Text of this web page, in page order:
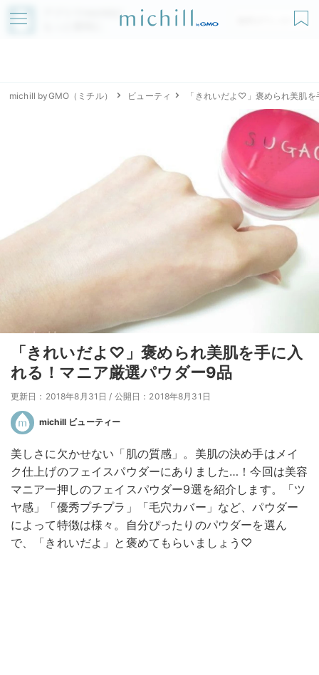
アプリでmichillが
無料ダウンロード
michill byGMO（ミチル） ビューティ 「きれいだよ♡」褒められ美肌
「きれいだよ♡」褒められ美肌を手に入
れる！マニア厳選パウダー9品
更新日：2018年8月31日 / 公開日：2018年8月31日
michill ビューティー
美しさに欠かせない「肌の質感」。美肌の決め手はメイ
ク仕上げのフェイスパウダーにありました…！今回は美容
マニア一押しのフェイスパウダー9選を紹介します。「ツ
ヤ感」「優秀プチプラ」「毛穴カバー」など、パウダー
によって特徴は様々。自分ぴったりのパウダーを選ん
で、「きれいだよ」と褒めてもらいましょう♡